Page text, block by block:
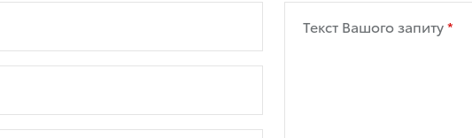
Текст Вашого запиту